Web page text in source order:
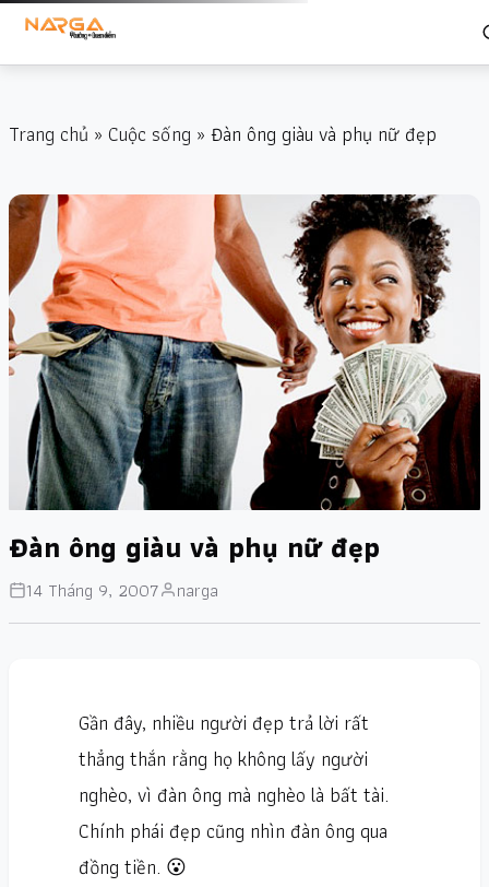
Trang chủ » Cuộc sống » Đàn ông giàu và phụ nữ đẹp
Đàn ông giàu và phụ nữ đẹp
14 Tháng 9, 2007 narga
Gần đây, nhiều người đẹp trả lời rất
thẳng thắn rằng họ không lấy người
nghèo, vì đàn ông mà nghèo là bất tài.
Chính phái đẹp cũng nhìn đàn ông qua
đồng tiền. 😮